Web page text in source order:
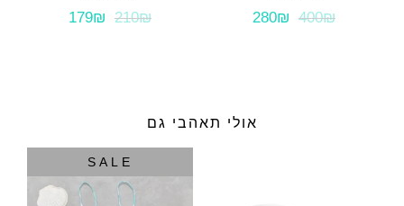
400₪
280₪
210₪
179₪
אולי תאהבי גם
SALE